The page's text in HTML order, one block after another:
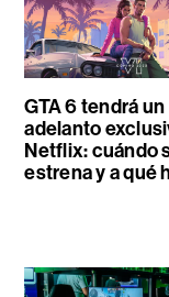
GTA 6 tendrá un
adelanto
Netflix: cuándo
estrena y a qué